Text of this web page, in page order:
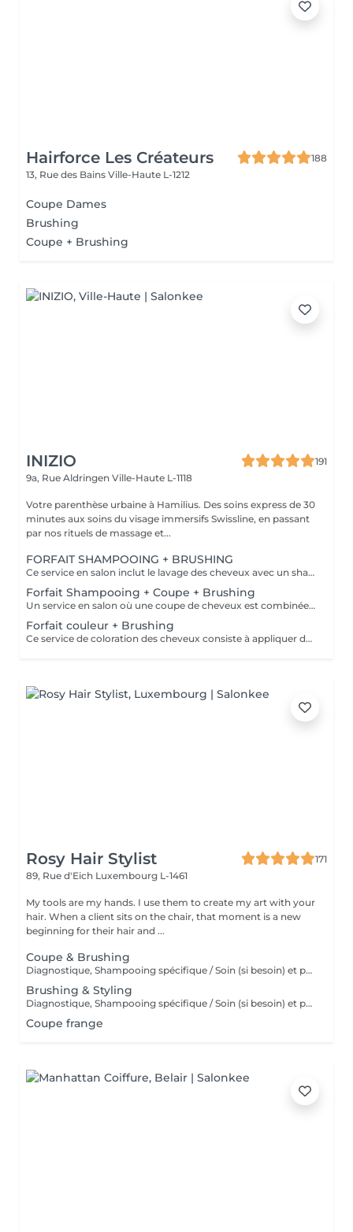
Hairforce Les Créateurs
188
13, Rue des Bains Ville-Haute L-1212
Coupe Dames
Brushing
Coupe + Brushing
INIZIO
191
9a, Rue Aldringen Ville-Haute L-1118
Votre parenthèse urbaine à Hamilius. Des soins express de 30
minutes aux soins du visage immersifs Swissline, en passant
par nos rituels de massage et...
FORFAIT SHAMPOOING + BRUSHING
Ce service en salon inclut le lavage des cheveux avec un shampoing et un après-shampoing pour nettoyer et nourrir, suivi d'un brushing professionnel réalisé avec un sèche-cheveux et des brosses pour coiffer les cheveux. Le brushing crée une finition lisse, brillante et volumineuse, adaptée au look désiré, que ce soit lisse, ondulé ou bouclé. Cheveux courts : jusqu'à la nuque Cheveux mi-longs : jusqu'aux épaules Cheveux longs : en dessous des épaules Cheveux très longs : jusqu'au milieu du dos
Forfait Shampooing + Coupe + Brushing
Un service en salon où une coupe de cheveux est combinée avec un brushing professionnel. Cela inclut la coupe des cheveux selon la forme et la longueur désirées, suivie du séchage et du coiffage à l'aide d'un sèche-cheveux et d'une brosse pour obtenir une finition lisse et soignée. Cheveux courts : jusqu'à la nuque Cheveux mi-longs : jusqu'aux épaules Cheveux longs : en dessous des épaules Cheveux très longs : jusqu'au milieu du dos
Forfait couleur + Brushing
Ce service de coloration des cheveux consiste à appliquer des produits colorants professionnels de la marque reconnue Davines pour changer, sublimer ou rafraîchir la couleur des cheveux, assurant des résultats éclatants et durables. Davines propose des produits de coloration avec et sans ammoniaque. Veuillez choisir parmi les options suivantes. Note : si vous souhaitez compléter votre look par une coupe de cheveux, veuillez sélectionner l'option de service séparée "Coupe femme (en supplément de la coloration/mèches)" dans notre menu de services.
Rosy Hair Stylist
171
89, Rue d'Eich Luxembourg L-1461
My tools are my hands. I use them to create my art with your
hair. When a client sits on the chair, that moment is a new
beginning for their hair and ...
Coupe & Brushing
Diagnostique, Shampooing spécifique / Soin (si besoin) et produits de coiffage inclus.
Brushing & Styling
Diagnostique, Shampooing spécifique / Soin (si besoin) et produits de coiffage inclus.
Coupe frange